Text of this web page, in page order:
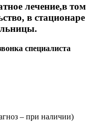
лечение,в том
в стационаре
специалиста
– при наличии)